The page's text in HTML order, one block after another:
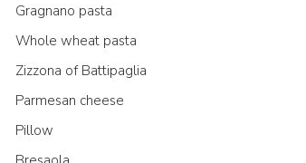
Gragnano pasta
Whole wheat pasta
Zizzona of Battipaglia
Parmesan cheese
Pillow